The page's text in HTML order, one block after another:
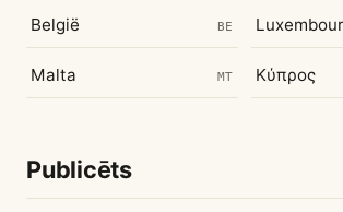
België BE
Malta MT Κύπρος
Publicēts